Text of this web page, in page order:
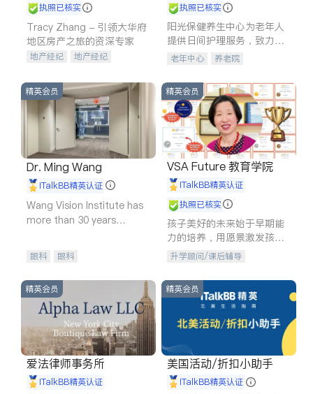
执照已核实
Tracy Zhang - 引领大华府
地区房产之旅的资深专家
地产经纪
地产经纪
商铺租售
开发商建商
执照已核实
阳光保健养生中心为老年人
提供日间护理服务，致力于
通过持续的护理创新来有效
老年中心 养老院
精英会员
Dr. Ming Wang
iTalkBB精英认证
Wang Vision Institute has
more than 30 years
眼科 眼科
精英会员
VSA Future 教育学院
iTalkBB精英认证
执照已核实
孩子美好的未来始于早期能
力的培养，用愿景激发孩子
的学习潜力和动力。理念：
拥有成长型心态是成功的基
石。
升学顾问/课后辅导
精英会员
爱法律师事务所
iTalkBB精英认证
精英会员
美国活动/折扣小助手
iTalkBB精英认证